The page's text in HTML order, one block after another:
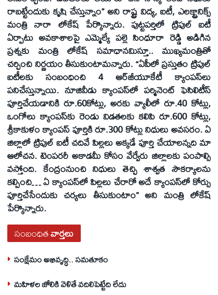
రాబట్టేందుకు కృషి చేస్తున్నాం” అని రాష్ట్ర విద్య, ఐటీ, ఎలక్ట్రానిక్స్
మంత్రి నారా లోకేష్ పేర్కొన్నారు. పుట్టపర్తిలో ట్రిపుల్ ఐటీ
ఏర్పాటు అవకాశాలపై ఎమ్మెల్యే పల్లె సింధూరా రెడ్డి అడిగిన
ప్రశ్నకు మంత్రి లోకేష్ సమాధానమిస్తూ.. ముఖ్యమంత్రితో
చర్చించి నిర్ణయం తీసుకుంటామన్నారు. “ఏపీలో ప్రస్తుతం ట్రిపుల్
ఐటీలకు సంబంధించి 4 ఆర్‌జీయూకేటీ క్యాంపస్‌లు
పనిచేస్తున్నాయి. నూజివీడు క్యాంపస్‌లో పర్మినెంట్ ఫెసిలిటీస్
పూర్తిచేయడానికి రూ.60కోట్లు, అరకు వ్యాలీలో రూ.40 కోట్లు,
ఒంగోలు క్యాంపస్‌కు రెండు విడతలకు కలిపి రూ.600 కోట్లు,
శ్రీకాకుళం క్యాంపస్ పూర్తికి రూ.300 కోట్లు నిధులు అవసరం. ఏ
జిల్లాలో ట్రిపుల్ ఐటీ చదివే పిల్లలు అక్కడే పూర్తి చేయాలన్నది మా
ఆలోచన. టెంపరరీ అకాడమీ కోసం వేర్వేరు జిల్లాలకు పంపాల్సి
వస్తోంది. కేంద్రంనుంచి నిధులు తెచ్చి శాశ్వత సౌకర్యాలను
కల్పించి… ఏ క్యాంపస్‌లో పిల్లలు చేరారో అదే క్యాంపస్‌లో కోర్సు
పూర్తిచేసేందుకు చర్యలు తీసుకుంటాం” అని మంత్రి లోకేష్
పేర్కొన్నారు.
సంబంధితవార్తలు
సంక్షేమం అభివృద్ధి.. సమతూకం
మహిళల జోలికి వెళితే వదిలిపెట్టేది లేదు